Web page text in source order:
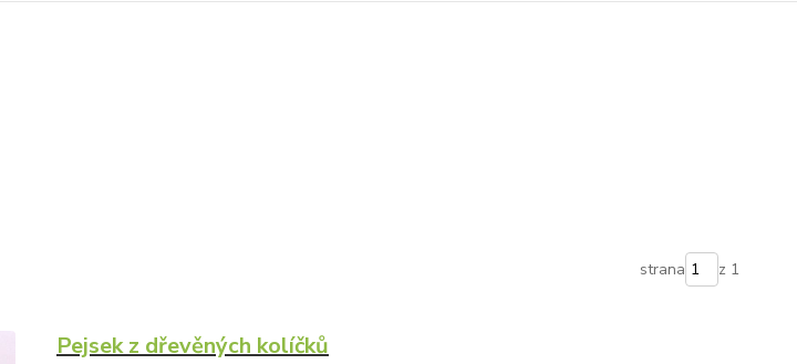
strana z 1
Pejsek z dřevěných kolíčků